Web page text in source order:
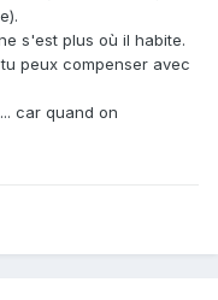
s'est plus où il habite.
peux compenser avec
car quand on